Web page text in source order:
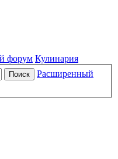
форум Кулинария
Поиск
Расширенный